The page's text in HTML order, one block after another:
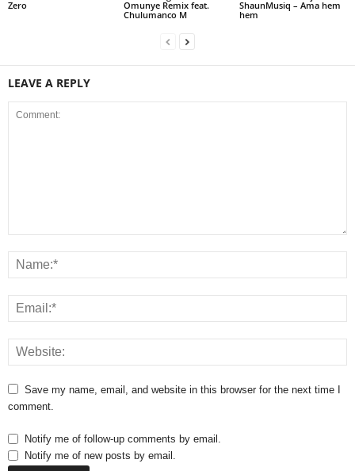
Zero
Omunye Remix feat.
Chulumanco M
ShaunMusiq – Ama hem
hem
LEAVE A REPLY
Save my name, email, and website in this browser for the next time I
comment.
Notify me of follow-up comments by email.
Notify me of new posts by email.